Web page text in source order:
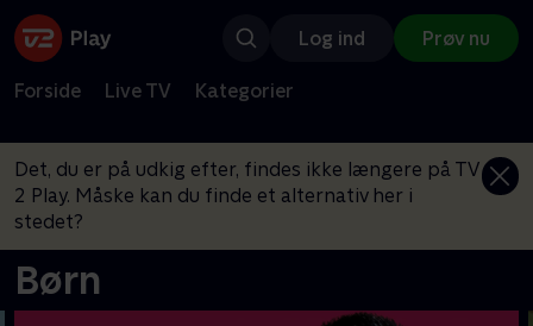
Log ind Prøv nu
Forside Live TV Kategorier
Det, du er på udkig efter, findes ikke længere på TV
2 Play. Måske kan du finde et alternativ her i
stedet?
Børn